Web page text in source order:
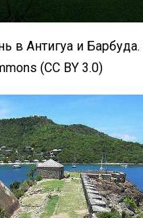
в Антигуа и
(CC BY 3.0)